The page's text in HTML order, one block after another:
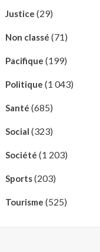
Justice (29)
Non classé (71)
Pacifique (199)
Politique (1 043)
Santé (685)
Social (323)
Société (1 203)
Sports(203)
Tourisme (525)